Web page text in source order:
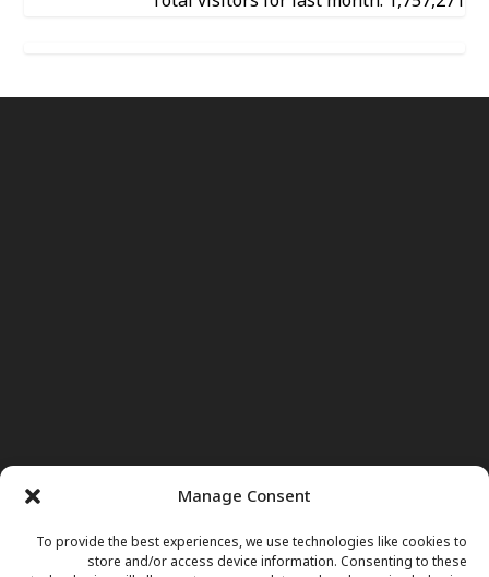
Manage Consent
To provide the best experiences, we use technologies like cookies to
store and/or access device information. Consenting to these